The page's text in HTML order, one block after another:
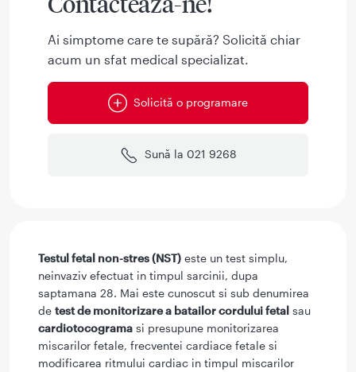
Ai simptome care te supără? Solicită chiar
acum un sfat medical specializat.
Solicită o programare
Sună la 021 9268
Testul fetal non-stres (NST) este un test simplu,
neinvaziv efectuat in timpul sarcinii, dupa
saptamana 28. Mai este cunoscut si sub denumirea
de test de monitorizare a batailor cordului fetal sau
cardiotocograma si presupune monitorizarea
miscarilor fetale, frecventei cardiace fetale si
modificarea ritmului cardiac in timpul miscarilor